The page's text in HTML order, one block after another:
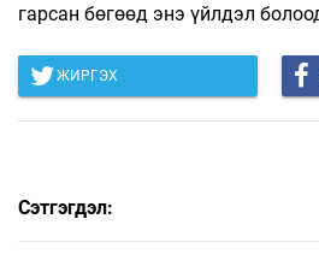
гарсан бөгөөд энэ үйлдэл
ЖИРГЭХ
Сэтгэгдэл: